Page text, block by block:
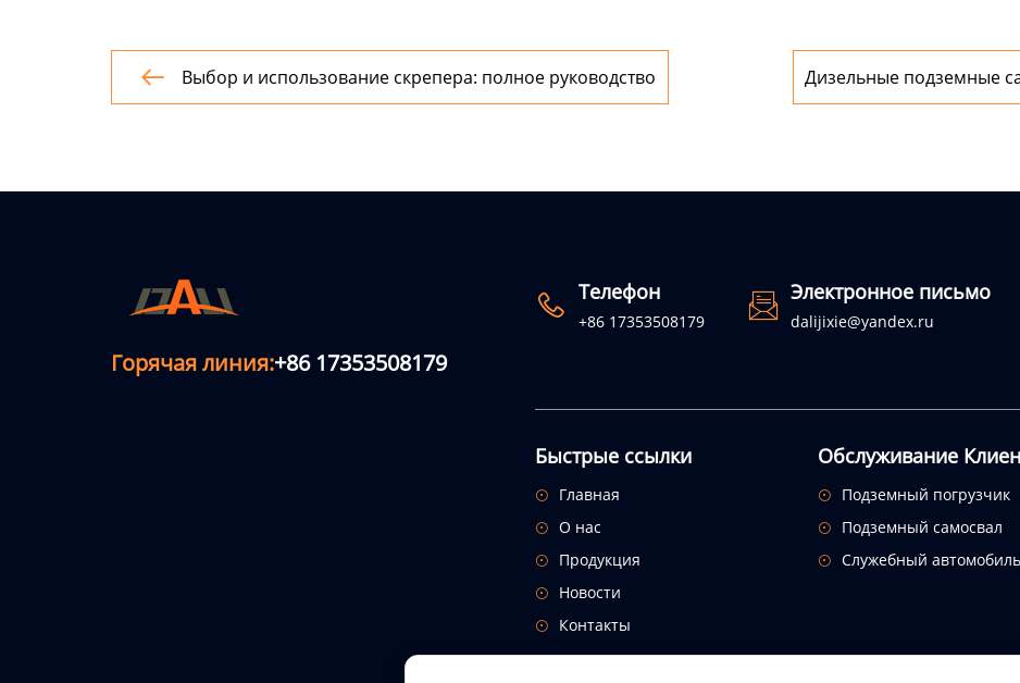
 Выбор и использование скрепера: полное руководство
Дизельные подземные
руководство
Горячая линия:+86 17353508179
 Телефон
+86 17353508179  Электронное письмо
dalijixie@yandex.ru
Быстрые ссылки
 Главная
 О нас
 Продукция
 Новости
 Контакты
Обслуживание
 Подземный погрузчик
 Подземный самосвал
 Служебный автомобиль